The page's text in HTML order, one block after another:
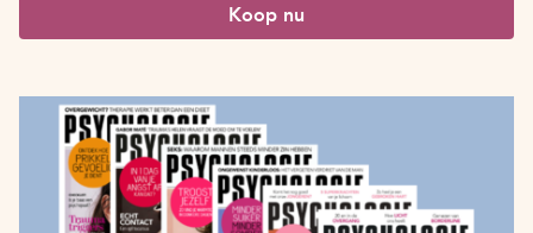
Koop nu